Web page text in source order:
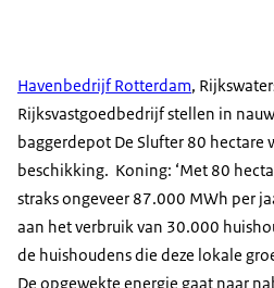
Havenbedrijf Rotterdam,
Rijksvastgoedbedrijf stellen in
baggerdepot De Slufter 80 hectare
beschikking. Koning: ‘Met 80
straks ongeveer 87.000 MWh per
aan het verbruik van 30.000
de huishoudens die deze lokale
De opgewekte energie gaat naar